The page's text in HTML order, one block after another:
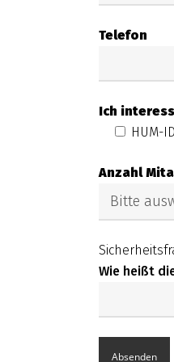
Telefon
Ich
HUM-
Anzahl
Wie heißt